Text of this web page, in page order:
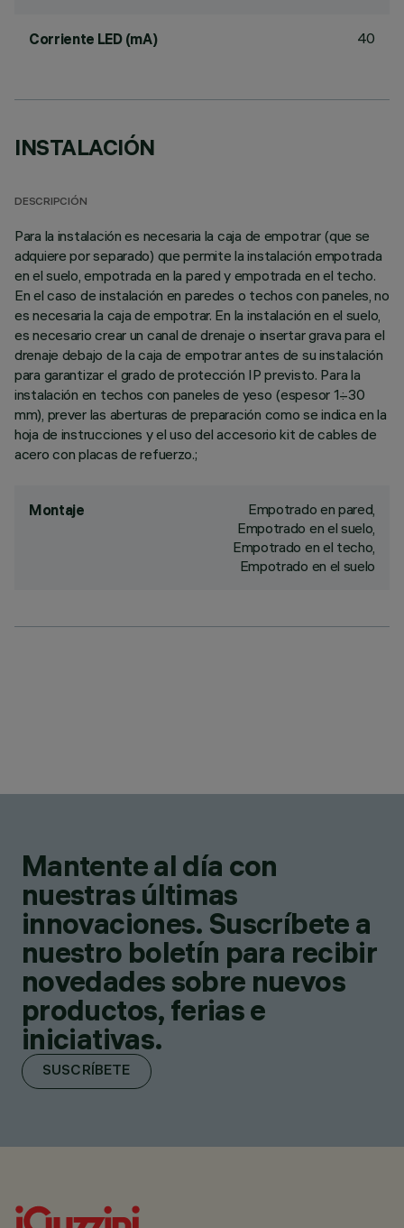
Corriente LED (mA) 40
INSTALACIÓN
DESCRIPCIÓN
Para la instalación es necesaria la caja de empotrar (que se
adquiere por separado) que permite la instalación empotrada
en el suelo, empotrada en la pared y empotrada en el techo.
En el caso de instalación en paredes o techos con paneles, no
es necesaria la caja de empotrar. En la instalación en el suelo,
es necesario crear un canal de drenaje o insertar grava para el
drenaje debajo de la caja de empotrar antes de su instalación
para garantizar el grado de protección IP previsto. Para la
instalación en techos con paneles de yeso (espesor 1÷30
mm), prever las aberturas de preparación como se indica en la
hoja de instrucciones y el uso del accesorio kit de cables de
acero con placas de refuerzo.;
Montaje
Empotrado en pared,
Empotrado en el suelo,
Empotrado en el techo,
Empotrado en el suelo
Mantente al día con
nuestras últimas
innovaciones. Suscríbete a
nuestro boletín para recibir
novedades sobre nuevos
productos, ferias e
iniciativas.
SUSCRÍBETE